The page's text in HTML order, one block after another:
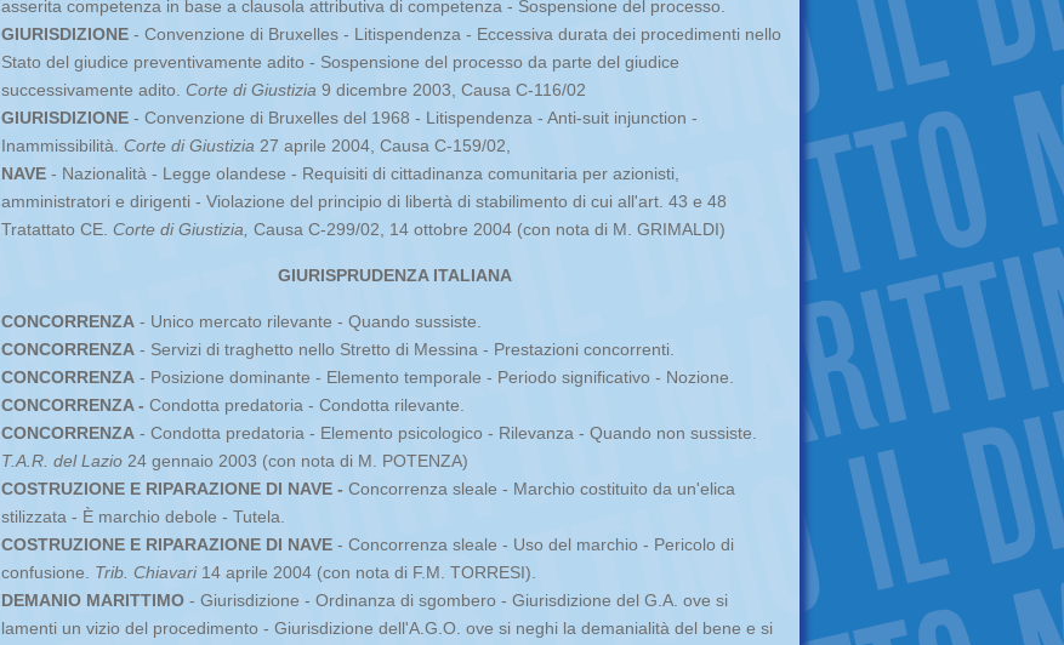
asserita competenza in base a clausola attributiva di competenza - Sospensione del processo.
GIURISDIZIONE - Convenzione di Bruxelles - Litispendenza - Eccessiva durata dei procedimenti nello
Stato del giudice preventivamente adito - Sospensione del processo da parte del giudice
successivamente adito. Corte di Giustizia 9 dicembre 2003, Causa C-116/02
GIURISDIZIONE - Convenzione di Bruxelles del 1968 - Litispendenza - Anti-suit injunction -
Inammissibilità. Corte di Giustizia 27 aprile 2004, Causa C-159/02,
NAVE - Nazionalità - Legge olandese - Requisiti di cittadinanza comunitaria per azionisti,
amministratori e dirigenti - Violazione del principio di libertà di stabilimento di cui all'art. 43 e 48
Tratattato CE. Corte di Giustizia, Causa C-299/02, 14 ottobre 2004 (con nota di M. GRIMALDI)
GIURISPRUDENZA ITALIANA
CONCORRENZA - Unico mercato rilevante - Quando sussiste.
CONCORRENZA - Servizi di traghetto nello Stretto di Messina - Prestazioni concorrenti.
CONCORRENZA - Posizione dominante - Elemento temporale - Periodo significativo - Nozione.
CONCORRENZA - Condotta predatoria - Condotta rilevante.
CONCORRENZA - Condotta predatoria - Elemento psicologico - Rilevanza - Quando non sussiste.
T.A.R. del Lazio 24 gennaio 2003 (con nota di M. POTENZA)
COSTRUZIONE E RIPARAZIONE DI NAVE - Concorrenza sleale - Marchio costituito da un'elica
stilizzata - È marchio debole - Tutela.
COSTRUZIONE E RIPARAZIONE DI NAVE - Concorrenza sleale - Uso del marchio - Pericolo di
confusione. Trib. Chiavari14 aprile 2004 (con nota di F.M. TORRESI).
DEMANIO MARITTIMO - Giurisdizione - Ordinanza di sgombero - Giurisdizione del G.A. ove si
lamenti un vizio del procedimento - Giurisdizione dell'A.G.O. ove si neghi la demanialità del bene e si